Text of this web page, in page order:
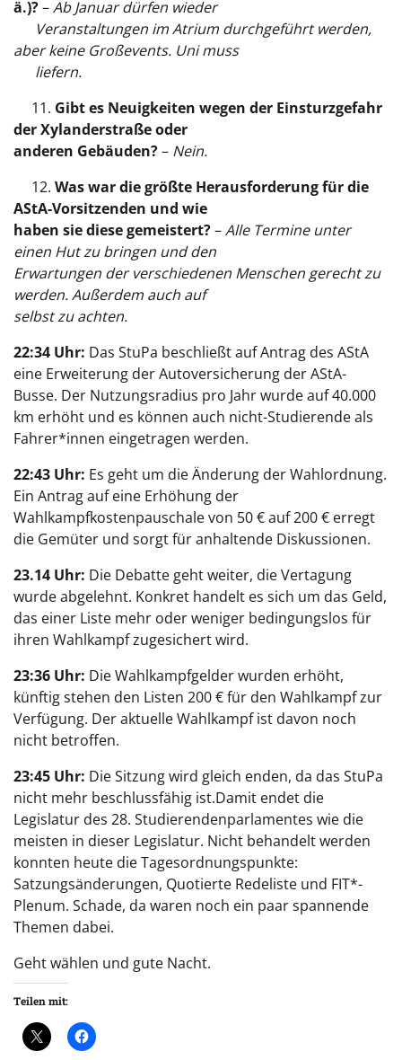
ä.)?–Ab Januar dürfen wieder
Veranstaltungen im Atrium durchgeführt werden,
aber keine Großevents. Uni muss
liefern.
11. Gibt es Neuigkeiten wegen der Einsturzgefahr
der Xylanderstraße oder
anderen Gebäuden?– Nein.
12. Was war die größte Herausforderung für die
AStA-Vorsitzenden und wie
haben sie diese gemeistert?–Alle Termine unter
einen Hut zu bringen und den
Erwartungen der verschiedenen Menschen gerecht zu
werden. Außerdem auch auf
selbst zu achten.
22:34 Uhr: Das StuPa beschließt auf Antrag des AStA
eine Erweiterung der Autoversicherung der AStA-
Busse. Der Nutzungsradius pro Jahr wurde auf 40.000
km erhöht und es können auch nicht-Studierende als
Fahrer*innen eingetragen werden.
22:43 Uhr: Es geht um die Änderung der Wahlordnung.
Ein Antrag auf eine Erhöhung der
Wahlkampfkostenpauschale von 50 € auf 200 € erregt
die Gemüter und sorgt für anhaltende Diskussionen.
23.14 Uhr: Die Debatte geht weiter, die Vertagung
wurde abgelehnt. Konkret handelt es sich um das Geld,
das einer Liste mehr oder weniger bedingungslos für
ihren Wahlkampf zugesichert wird.
23:36 Uhr: Die Wahlkampfgelder wurden erhöht,
künftig stehen den Listen 200 € für den Wahlkampf zur
Verfügung. Der aktuelle Wahlkampf ist davon noch
nicht betroffen.
23:45 Uhr: Die Sitzung wird gleich enden, da das StuPa
nicht mehr beschlussfähig ist.Damit endet die
Legislatur des 28. Studierendenparlamentes wie die
meisten in dieser Legislatur. Nicht behandelt werden
konnten heute die Tagesordnungspunkte:
Satzungsänderungen, Quotierte Redeliste und FIT*-
Plenum. Schade, da waren noch ein paar spannende
Themen dabei.
Geht wählen und gute Nacht.
Teilen mit: